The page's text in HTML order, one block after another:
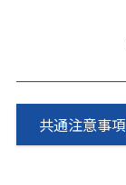
共通注意事項